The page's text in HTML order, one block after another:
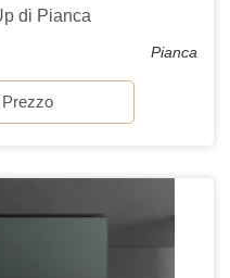
di Pianca
Pianca
Prezzo